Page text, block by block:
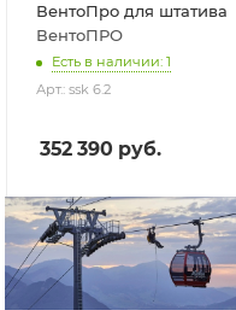
ВентоПро для штатива
ВентоПРО
Есть в наличии: 1
Арт.: ssk 6.2
352 390 руб.